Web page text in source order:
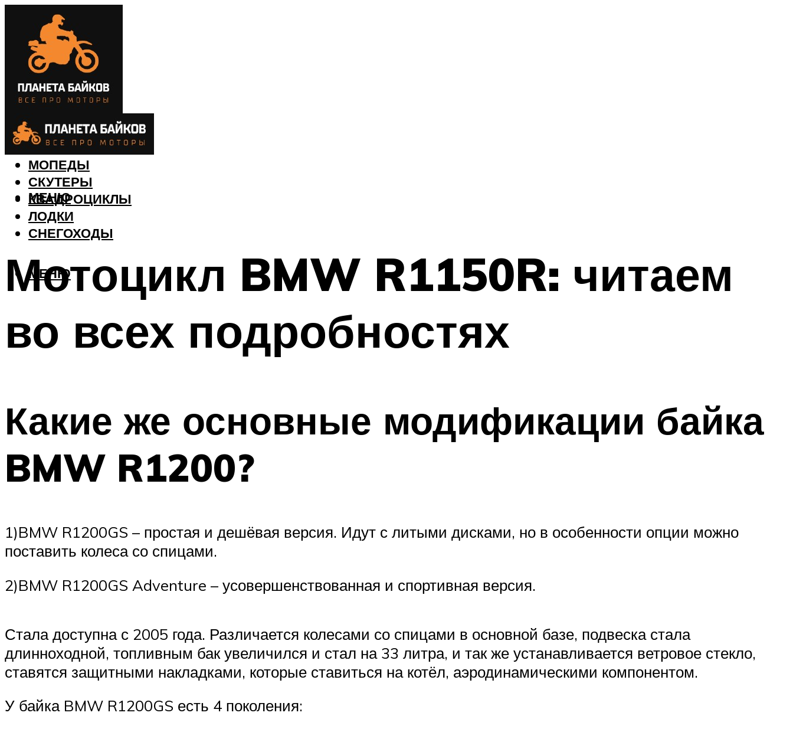
МОТОЦИКЛЫ
МОПЕДЫ
СКУТЕРЫ
КВАДРОЦИКЛЫ
ЛОДКИ
СНЕГОХОДЫ
МЕНЮ
МЕНЮ
Мотоцикл BMW R1150R: читаем
во всех подробностях
Какие же основные модификации байка
BMW R1200?
1)BMW R1200GS – простая и дешёвая версия. Идут с литыми дисками, но в особенности опции можно
поставить колеса со спицами.
2)BMW R1200GS Adventure – усовершенствованная и спортивная версия.
Стала доступна с 2005 года. Различается колесами со спицами в основной базе, подвеска стала
длинноходной, топливным бак увеличился и стал на 33 литра, и так же устанавливается ветровое стекло,
ставятся защитными накладками, которые ставиться на котёл, аэродинамическими компонентом.
У байка BMW R1200GS есть 4 поколения: